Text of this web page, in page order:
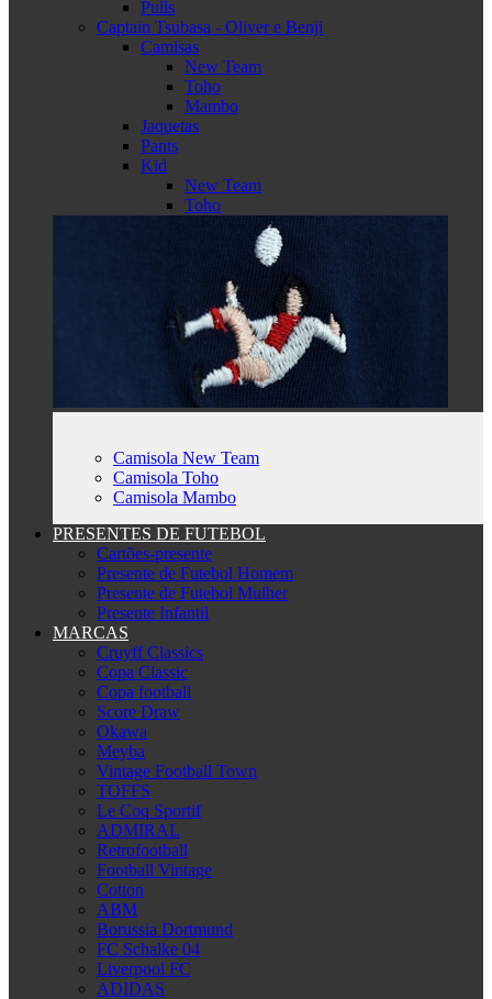
Pulls
Captain Tsubasa - Oliver e Benji
Camisas
New Team
Toho
Mambo
Jaquetas
Pants
Kid
New Team
Toho
Camisola New Team
Camisola Toho
Camisola Mambo
PRESENTES DE FUTEBOL
Cartões-presente
Presente de Futebol Homem
Presente de Futebol Mulher
Presente Infantil
MARCAS
Cruyff Classics
Copa Classic
Copa football
Score Draw
Okawa
Meyba
Vintage Football Town
TOFFS
Le Coq Sportif
ADMIRAL
Retrofootball
Football Vintage
Cotton
ABM
Borussia Dortmund
FC Schalke 04
Liverpool FC
ADIDAS